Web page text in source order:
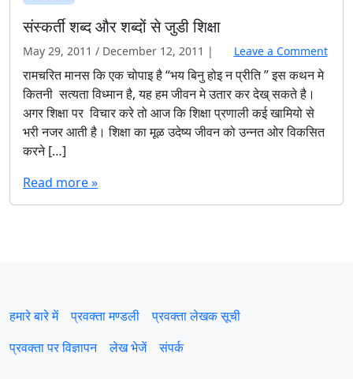
…
…
.
.
संस्कर्ती शब्द और शब्दों से जुडी शिक्षा
May 29, 2011 / December 12, 2011 | Leave a Comment
रामचरित मानस कि एक चोपाइ है “भय बिनु होइ न प्रीति ” इस कथन मे
कितनी सत्यता विध्मान है, यह हम जीवन मे उतार कर देख् सकते है।
अगर शिक्षा पर विचार करे तो आज कि शिक्षा प्रणाली कई खामियो से
भरी नजर आती है। शिक्षा का मूळ उदेष्य जीवन को उन्नत ओर विकसित
करने […]
Read more »
हमारे बारे में प्रवक्‍ता मण्डली
प्रवक्ता लेखक सूची
प्रवक्ता पर विज्ञापन
लेख भेजें संपर्क